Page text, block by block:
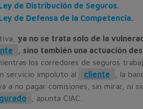
de Distribución de Seguros.
de Defensa de la Competencia.
ya no se trata solo de la
, sino también una actuación
los corredores de seguros
servicio impoluto al
cliente
, la
a no pagar comisiones, sin mirar, ni
, apunta CIAC.